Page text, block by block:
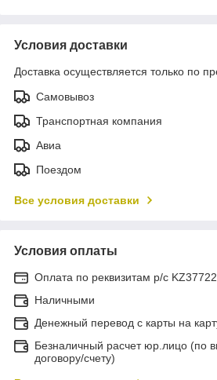
Условия доставки
Доставка осуществляется только по
Самовывоз
Транспортная компания
Авиа
Поездом
Все условия доставки
Условия оплаты
Оплата по реквизитам р/с
Наличными
Денежный перевод с карты на
Безналичный расчет юр.лицо (по
договору/счету)